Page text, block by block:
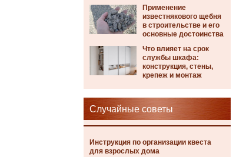
Применение
известнякового щебня
в строительстве и его
основные достоинства
Что влияет на срок
службы шкафа:
конструкция, стены,
крепеж и монтаж
Случайные советы
Инструкция по организации квеста
для взрослых дома